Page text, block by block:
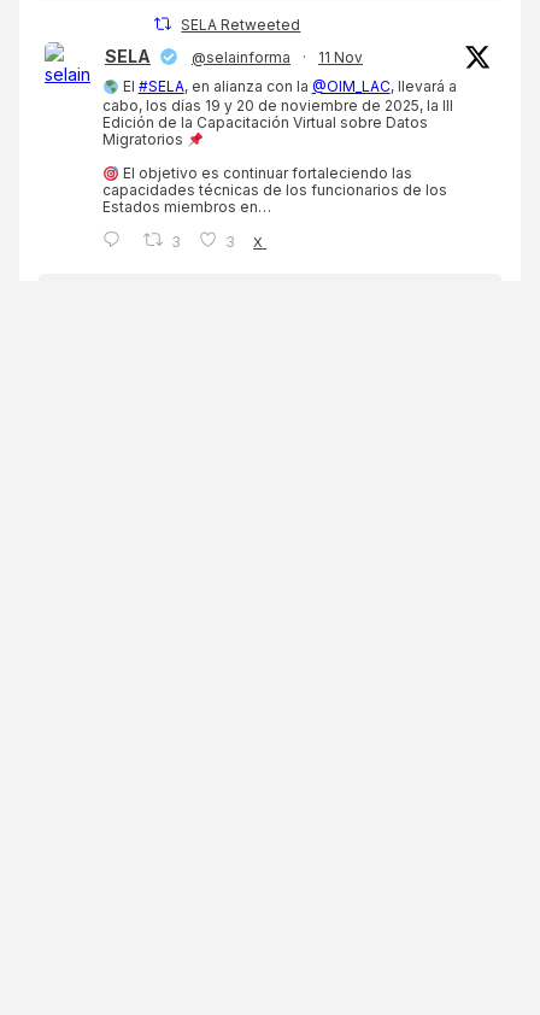
SELA Retweeted
SELA @selainforma ·
11 Nov
El #SELA, en alianza con la @OIM_LAC, llevará a
cabo, los días 19 y 20 de noviembre de 2025, la III
Edición de la Capacitación Virtual sobre Datos
Migratorios
El objetivo es continuar fortaleciendo las
capacidades técnicas de los funcionarios de los
Estados miembros en…
3
3 X